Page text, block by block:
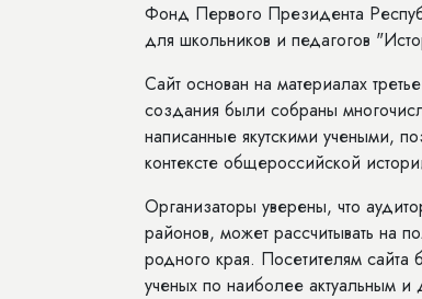
Фонд Первого Президента
для школьников и педагогов
Сайт основан на материалах
создания были собраны
написанные якутскими учеными,
контексте общероссийской
Организаторы уверены, что
районов, может рассчитывать на
родного края. Посетителям сайта
ученых по наиболее актуальным и